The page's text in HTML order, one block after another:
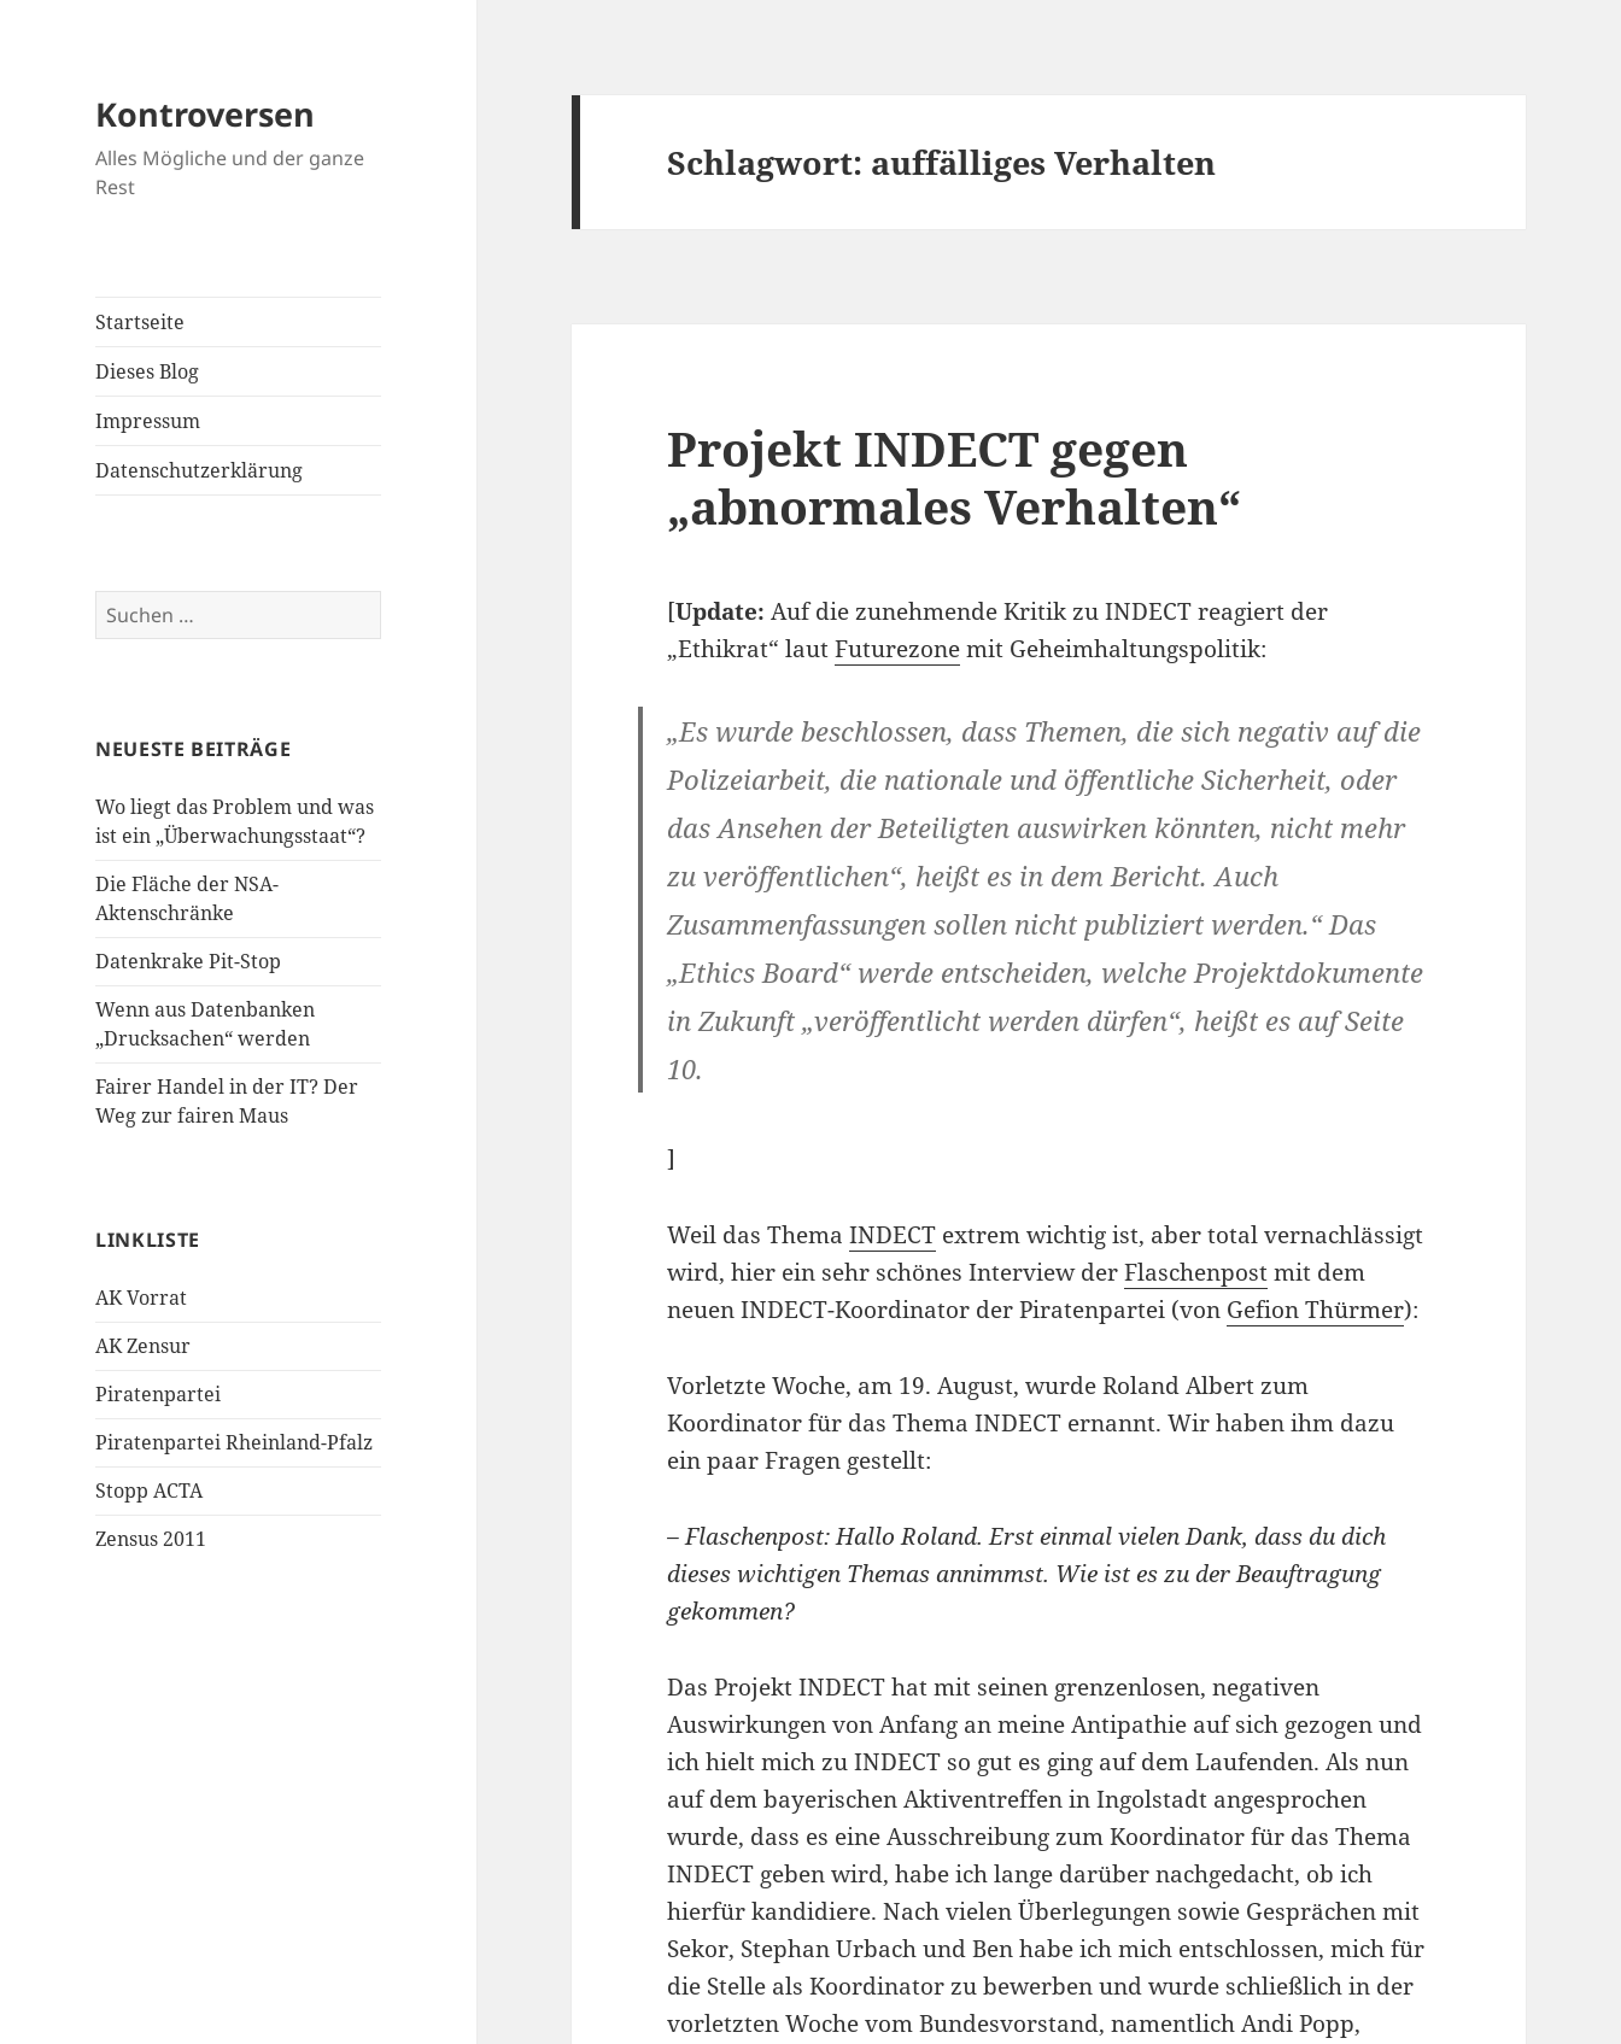
Kontroversen
Alles Mögliche und der ganze
Rest
Startseite
Dieses Blog
Impressum
Datenschutzerklärung
Suchen
nach:
NEUESTE BEITRÄGE
Wo liegt das Problem und was
ist ein „Überwachungsstaat“?
Die Fläche der NSA-
Aktenschränke
Datenkrake Pit-Stop
Wenn aus Datenbanken
„Drucksachen“ werden
Fairer Handel in der IT? Der
Weg zur fairen Maus
LINKLISTE
AK Vorrat
AK Zensur
Piratenpartei
Piratenpartei Rheinland-Pfalz
Stopp ACTA
Zensus 2011
Schlagwort: auffälliges Verhalten
Projekt INDECT gegen
„abnormales Verhalten“
[Update: Auf die zunehmende Kritik zu INDECT reagiert der
„Ethikrat“ lautFuturezonemit Geheimhaltungspolitik:
„Es wurde beschlossen, dass Themen, die sich negativ auf die
Polizeiarbeit, die nationale und öffentliche Sicherheit, oder
das Ansehen der Beteiligten auswirken könnten, nicht mehr
zu veröffentlichen“, heißt es in dem Bericht. Auch
Zusammenfassungen sollen nicht publiziert werden.“ Das
„Ethics Board“ werde entscheiden, welche Projektdokumente
in Zukunft „veröffentlicht werden dürfen“, heißt es auf Seite
10.
]
Weil das ThemaINDECT extrem wichtig ist, aber total vernachlässigt
wird, hier ein sehr schönes Interview derFlaschenpostmit dem
neuen INDECT-Koordinator der Piratenpartei (von Gefion Thürmer):
Vorletzte Woche, am 19. August, wurde Roland Albert zum
Koordinator für das Thema INDECT ernannt. Wir haben ihm dazu
ein paar Fragen gestellt:
– Flaschenpost: Hallo Roland. Erst einmal vielen Dank, dass du dich
dieses wichtigen Themas annimmst. Wie ist es zu der Beauftragung
gekommen?
Das Projekt INDECT hat mit seinen grenzenlosen, negativen
Auswirkungen von Anfang an meine Antipathie auf sich gezogen und
ich hielt mich zu INDECT so gut es ging auf dem Laufenden. Als nun
auf dem bayerischen Aktiventreffen in Ingolstadt angesprochen
wurde, dass es eine Ausschreibung zum Koordinator für das Thema
INDECT geben wird, habe ich lange darüber nachgedacht, ob ich
hierfür kandidiere. Nach vielen Überlegungen sowie Gesprächen mit
Sekor, Stephan Urbach und Ben habe ich mich entschlossen, mich für
die Stelle als Koordinator zu bewerben und wurde schließlich in der
vorletzten Woche vom Bundesvorstand, namentlich Andi Popp,